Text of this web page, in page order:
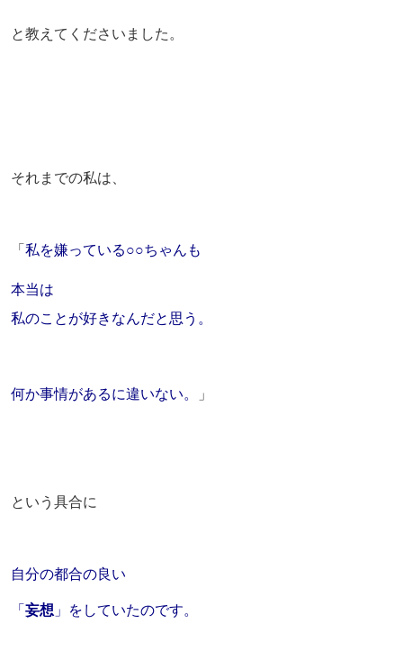
と教えてくださいました。
それまでの私は、
「 私を嫌っている○○ちゃんも
本当は
私のことが好きなんだと思う。
何か事情があるに違いない。 」
という具合に
自分の都合の良い
「 妄想 」をしていたのです。